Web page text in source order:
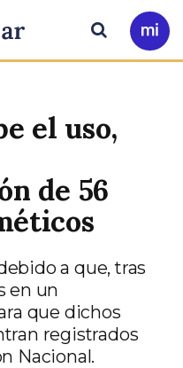
Ir
a
Buscar
el uso,
de 56
a que, tras
en un
que dichos
registrados
Nacional.